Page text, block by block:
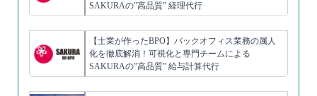
SAKURAの”高品質” 経理代行
【士業が作ったBPO】バックオフィス業務の属人
化を徹底解消！可視化と専門チームによる
SAKURAの”高品質” 給与計算代行